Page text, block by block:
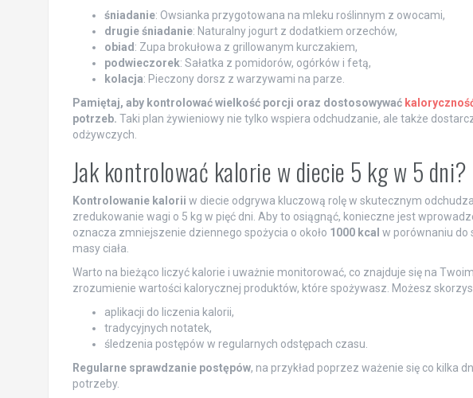
śniadanie: Owsianka przygotowana na mleku roślinnym z owocami,
drugie śniadanie: Naturalny jogurt z dodatkiem orzechów,
obiad : Zupa brokułowa z grillowanym kurczakiem,
podwieczorek: Sałatka z pomidorów, ogórków i fetą,
kolacja: Pieczony dorsz z warzywami na parze.
Pamiętaj, aby kontrolować wielkość porcji oraz dostosowywać
potrzeb. Taki plan żywieniowy nie tylko wspiera odchudzanie, ale także
odżywczych.
Jak kontrolować kalorie w diecie 5 kg w 5 dni?
Kontrolowanie kalorii w diecie odgrywa kluczową rolę w skutecznym
zredukowanie wagi o 5 kg w pięć dni. Aby to osiągnąć, konieczne jest
oznacza zmniejszenie dziennego spożycia o około 1000 kcal w porównaniu do
masy ciała.
Warto na bieżąco liczyć kalorie i uważnie monitorować, co znajduje się na
zrozumienie wartości kalorycznej produktów, które spożywasz. Możesz
aplikacji do liczenia kalorii,
tradycyjnych notatek,
śledzenia postępów w regularnych odstępach czasu.
Regularne sprawdzanie postępów, na przykład poprzez ważenie się co kilka
potrzeby.